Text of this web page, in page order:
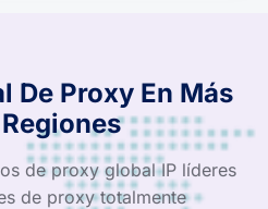
De Proxy En Más
de proxy global IP líderes
de proxy totalmente